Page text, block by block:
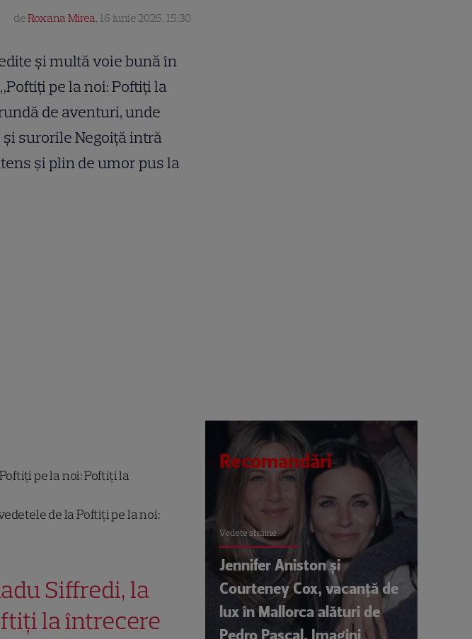
deRoxana Mirea, 16 iunie 2025, 15:30
și multă voie bună în
pe la noi: Poftiți la
de aventuri, unde
și surorile Negoiță intră
și plin de umor pus la
pe la noi: Poftiți la
de la Poftiți pe la noi:
Siffredi, la
la întrecere
Recomandări
Vedete străine
Jennifer Aniston și
Courteney Cox, vacanță de
lux în Mallorca alături de
Pedro Pascal. Imagini